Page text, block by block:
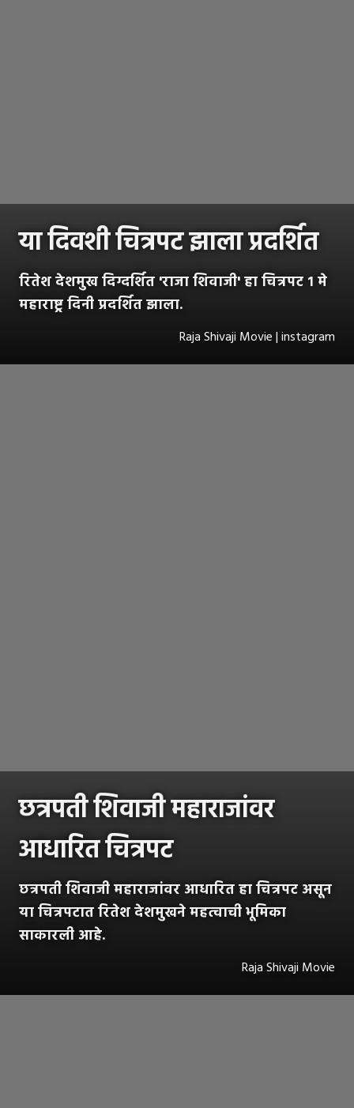
या दिवशी चित्रपट झाला प्रदर्शित
रितेश देशमुख दिग्दर्शित 'राजा शिवाजी' हा चित्रपट १ मे
महाराष्ट्र दिनी प्रदर्शित झाला.
Raja Shivaji Movie | instagram
छत्रपती शिवाजी महाराजांवर
आधारित चित्रपट
छत्रपती शिवाजी महाराजांवर आधारित हा चित्रपट असून
या चित्रपटात रितेश देशमुखने महत्वाची भूमिका
साकारली आहे.
Raja Shivaji Movie